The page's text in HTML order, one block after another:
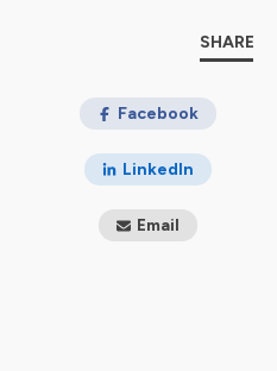
SHARE
Facebook
LinkedIn
Email